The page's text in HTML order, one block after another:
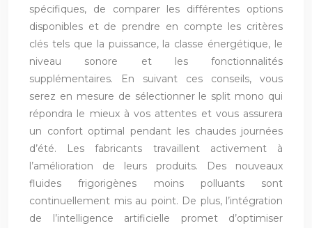
spécifiques, de comparer les différentes options
disponibles et de prendre en compte les critères
clés tels que la puissance, la classe énergétique, le
niveau sonore et les fonctionnalités
supplémentaires. En suivant ces conseils, vous
serez en mesure de sélectionner le split mono qui
répondra le mieux à vos attentes et vous assurera
un confort optimal pendant les chaudes journées
d’été. Les fabricants travaillent activement à
l’amélioration de leurs produits. Des nouveaux
fluides frigorigènes moins polluants sont
continuellement mis au point. De plus, l’intégration
de l’intelligence artificielle promet d’optimiser